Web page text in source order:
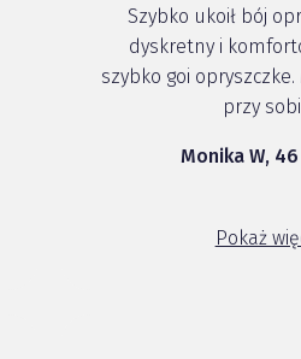
Szybko ukoił bój
dyskretny i
szybko goi
przy
Monika W,
Pokaż